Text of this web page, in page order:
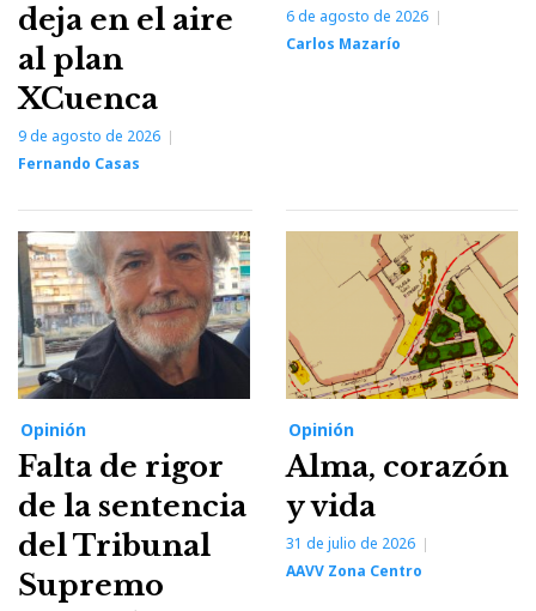
deja en el aire
al plan
XCuenca
9 de agosto de 2026
Fernando Casas
6 de agosto de 2026
Carlos Mazarío
Opinión
Falta de rigor
de la sentencia
del Tribunal
Supremo
Opinión
Alma, corazón
y vida
31 de julio de 2026
AAVV Zona Centro